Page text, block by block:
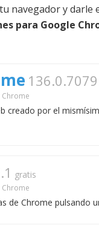
navegador y darle
para Google
creado por el
gratis
de Chrome pulsando